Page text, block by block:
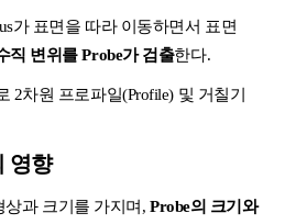
가 표면을 따라 이동하면서 표면
직 변위를 Probe가 검출한다.
2차원 프로파일(Profile) 및 거칠기
영향
상과 크기를 가지며,Probe의 크기와